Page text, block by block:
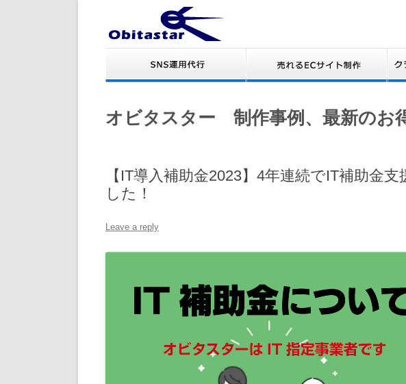
オビタスター 制作事例、最新のお
【IT導入補助金2023】4年連続でIT補助金
した！
Leave a reply